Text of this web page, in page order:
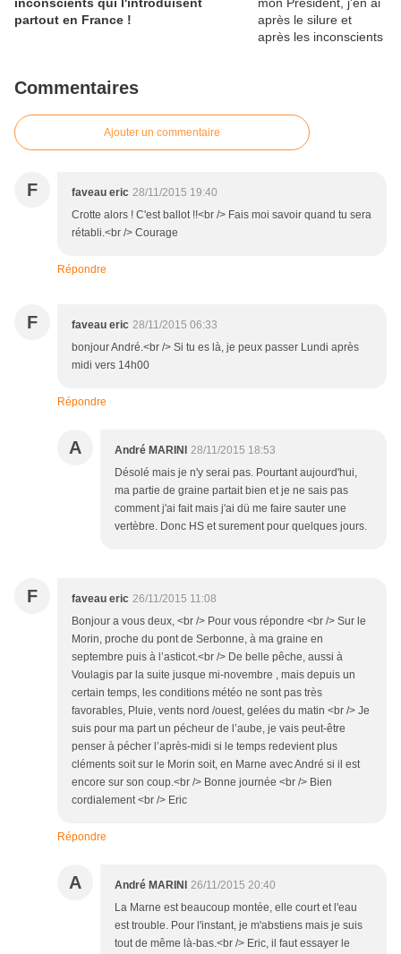
partout en France !
Commentaires
Ajouter un commentaire
F faveau eric 28/11/2015 19:40
Crotte alors ! C'est ballot !!<br /> Fais moi savoir quand tu sera
rétabli.<br /> Courage
Répondre
F faveau eric 28/11/2015 06:33
bonjour André.<br /> Si tu es là, je peux passer Lundi après
midi vers 14h00
Répondre
A André MARINI
28/11/2015 18:53
Désolé mais je n'y serai pas. Pourtant aujourd'hui,
ma partie de graine partait bien et je ne sais pas
comment j'ai fait mais j'ai dü me faire sauter une
vertèbre. Donc HS et surement pour quelques jours.
F faveau eric 26/11/2015 11:08
Bonjour a vous deux, <br /> Pour vous répondre <br /> Sur le
Morin, proche du pont de Serbonne, à ma graine en
septembre puis à l’asticot.<br /> De belle pêche, aussi à
Voulagis par la suite jusque mi-novembre , mais depuis un
certain temps, les conditions météo ne sont pas très
favorables, Pluie, vents nord /ouest, gelées du matin <br /> Je
suis pour ma part un pécheur de l’aube, je vais peut-être
penser à pécher l’après-midi si le temps redevient plus
cléments soit sur le Morin soit, en Marne avec André si il est
encore sur son coup.<br /> Bonne journée <br /> Bien
cordialement <br /> Eric
Répondre
A André MARINI
26/11/2015 20:40
La Marne est beaucoup montée, elle court et l'eau
est trouble. Pour l'instant, je m'abstiens mais je suis
tout de même là-bas.<br /> Eric, il faut essayer le